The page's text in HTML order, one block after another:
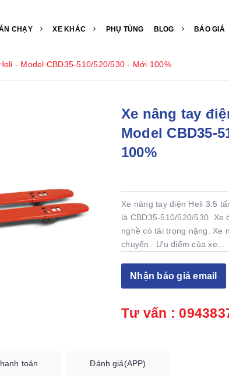
CHẠY XE KHÁC PHỤ TÙNG BLOG BÁO GIÁ
- Model CBD35-510/520/530 - Mới 100%
Xe nâng tay
Model CBD35-
100%
Xe nâng tay điện Heli 3.5
là CBD35-510/520/530. Xe
nghề có tải trọng nặng. Xe
chuyển. Ưu điểm của xe...
Nhận báo giá email
Tư vấn :
toán Đánh giá(APP)